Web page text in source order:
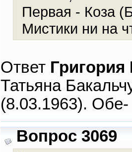
Первая - Коза
Мистики ни на
Ответ
Татьяна
(8.03.1963).
Вопрос 3069